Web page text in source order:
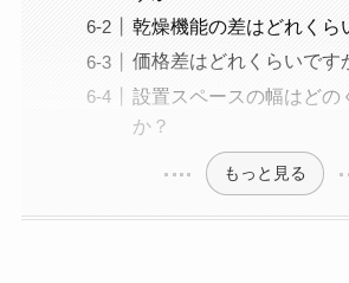
乾燥機能の差はどれくら
価格差はどれくらいです
設置スペースの幅はどの
か？
もっと見る